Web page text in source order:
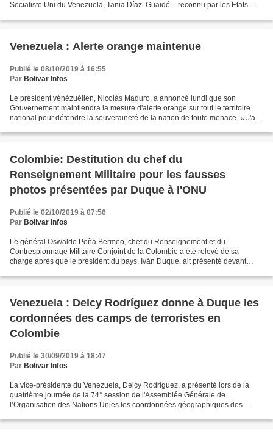
Socialiste Uni du Venezuela, Tania Díaz. Guaidó – reconnu par les Etats-
Venezuela : Alerte orange maintenue
Publié le 08/10/2019 à 16:55
Par Bolivar Infos
Le président vénézuélien, Nicolás Maduro, a annoncé lundi que son
Gouvernement maintiendra la mesure d'alerte orange sur tout le territoire
national pour défendre la souveraineté de la nation de toute menace. « J'ai
Colombie: Destitution du chef du
Renseignement Militaire pour les fausses
photos présentées par Duque à l'ONU
Publié le 02/10/2019 à 07:56
Par Bolivar Infos
Le général Oswaldo Peña Bermeo, chef du Renseignement et du
Contrespionnage Militaire Conjoint de la Colombie a été relevé de sa
charge après que le président du pays, Iván Duque, ait présenté devant
Venezuela : Delcy Rodríguez donne à Duque les
cordonnées des camps de terroristes en
Colombie
Publié le 30/09/2019 à 18:47
Par Bolivar Infos
La vice-présidente du Venezuela, Delcy Rodríguez, a présenté lors de la
quatrième journée de la 74° session de l'Assemblée Générale de
l’Organisation des Nations Unies les coordonnées géographiques des